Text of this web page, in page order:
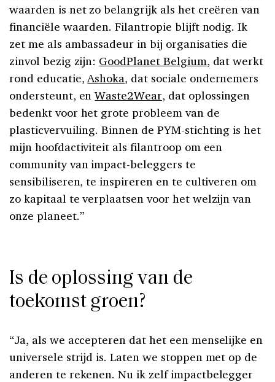
waarden is net zo belangrijk als het creëren van
financiële waarden. Filantropie blijft nodig. Ik
zet me als ambassadeur in bij organisaties die
zinvol bezig zijn: GoodPlanet Belgium, dat werkt
rond educatie,Ashoka, dat sociale ondernemers
ondersteunt, enWaste2Wear, dat oplossingen
bedenkt voor het grote probleem van de
plasticvervuiling. Binnen de PYM-stichting is het
mijn hoofdactiviteit als filantroop om een
community van impact-beleggers te
sensibiliseren, te inspireren en te cultiveren om
zo kapitaal te verplaatsen voor het welzijn van
onze planeet.”
Is de oplossing van de
toekomst groen?
“Ja, als we accepteren dat het een menselijke en
universele strijd is. Laten we stoppen met op de
anderen te rekenen. Nu ik zelf impactbelegger